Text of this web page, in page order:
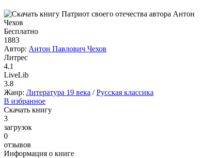
Бесплатно
1883
Автор: Антон Павлович Чехов
Литрес
4.1
LiveLib
3.8
Жанр: Литература 19 века /Русская классика
В избранное
Скачать книгу
3
загрузок
0
отзывов
Информация о книге